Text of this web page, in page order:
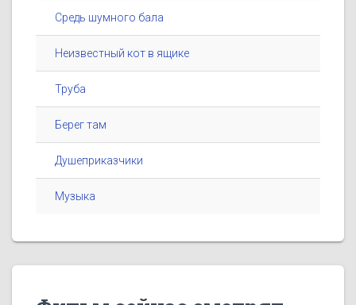
Средь шумного бала
Неизвестный кот в ящике
Труба
Берег там
Душеприказчики
Музыка